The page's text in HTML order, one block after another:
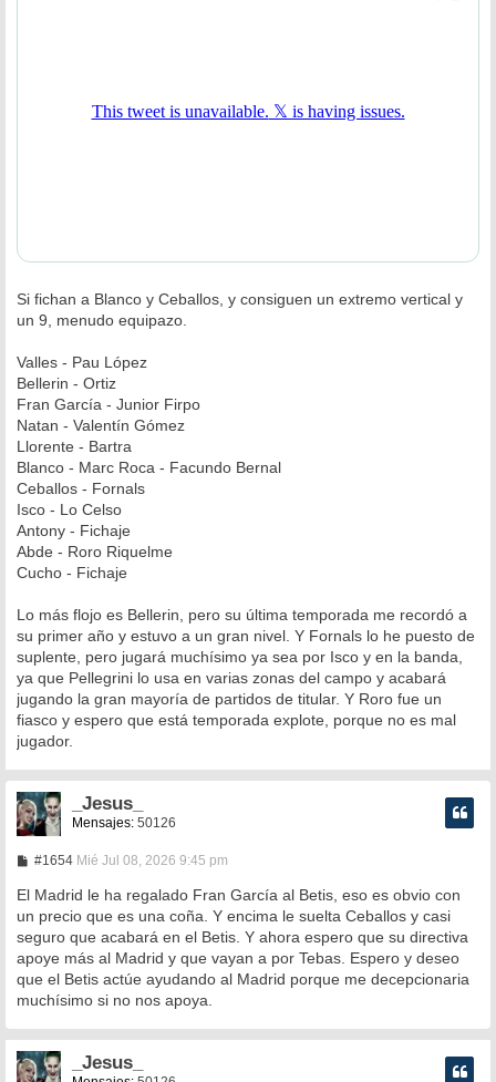
Si fichan a Blanco y Ceballos, y consiguen un extremo vertical y
un 9, menudo equipazo.
Valles - Pau López
Bellerin - Ortiz
Fran García - Junior Firpo
Natan - Valentín Gómez
Llorente - Bartra
Blanco - Marc Roca - Facundo Bernal
Ceballos - Fornals
Isco - Lo Celso
Antony - Fichaje
Abde - Roro Riquelme
Cucho - Fichaje
Lo más flojo es Bellerin, pero su última temporada me recordó a
su primer año y estuvo a un gran nivel. Y Fornals lo he puesto de
suplente, pero jugará muchísimo ya sea por Isco y en la banda,
ya que Pellegrini lo usa en varias zonas del campo y acabará
jugando la gran mayoría de partidos de titular. Y Roro fue un
fiasco y espero que está temporada explote, porque no es mal
jugador.
_Jesus_
Mensajes: 50126
#1654M
n
a
j
e
Mié Jul 08, 2026 9:45 pm
El Madrid le ha regalado Fran García al Betis, eso es obvio con
un precio que es una coña. Y encima le suelta Ceballos y casi
seguro que acabará en el Betis. Y ahora espero que su directiva
apoye más al Madrid y que vayan a por Tebas. Espero y deseo
que el Betis actúe ayudando al Madrid porque me decepcionaria
muchísimo si no nos apoya.
_Jesus_